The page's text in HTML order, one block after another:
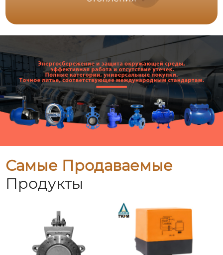
Самые Продаваемые
Продукты